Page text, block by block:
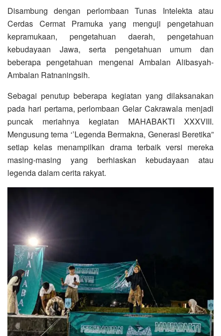
Disambung dengan perlombaan Tunas Intelekta atau
Cerdas Cermat Pramuka yang menguji pengetahuan
kepramukaan, pengetahuan daerah, pengetahuan
kebudayaan Jawa, serta pengetahuan umum dan
beberapa pengetahuan mengenai Ambalan Alibasyah-
Ambalan Ratnaningsih.
Sebagai penutup beberapa kegiatan yang dilaksanakan
pada hari pertama, perlombaan Gelar Cakrawala menjadi
puncak meriahnya kegiatan MAHABAKTI XXXVIII.
Mengusung tema ‘’Legenda Bermakna, Generasi Beretika”
setiap kelas menampilkan drama terbaik versi mereka
masing-masing yang berhiaskan kebudayaan atau
legenda dalam cerita rakyat.